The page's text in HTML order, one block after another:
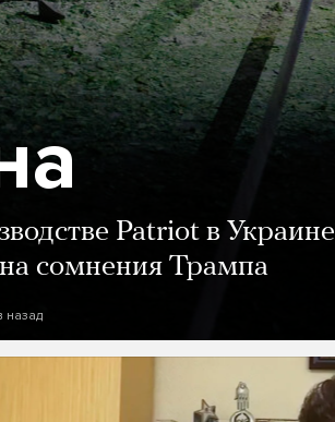
Patriot в Украине
сомнения Трампа
назад